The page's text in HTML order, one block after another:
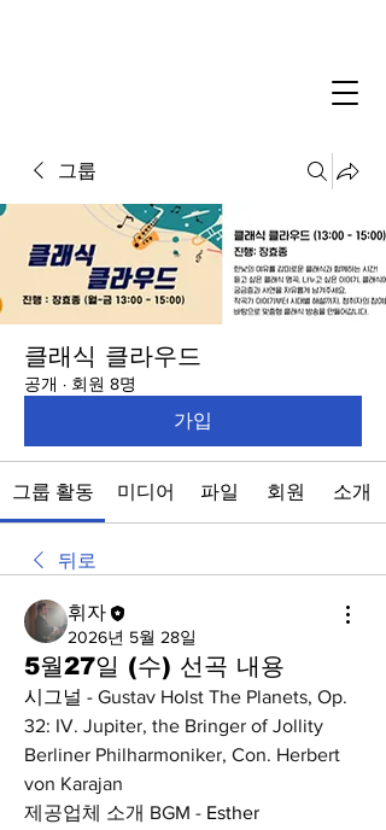
그룹
클래식 클라우드
공개 · 회원 8명
가입
그룹 활동 미디어 파일 회원 소개
뒤로
휘자
2026년 5월 28일
5월27일 (수) 선곡 내용
시그널 - Gustav Holst The Planets, Op.
32: IV. Jupiter, the Bringer of Jollity
Berliner Philharmoniker, Con. Herbert
von Karajan
제공업체 소개 BGM - Esther